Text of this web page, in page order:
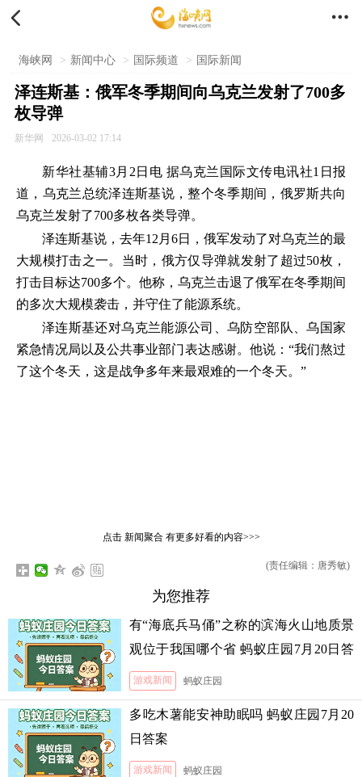
 
海峡网 > 新闻中心 > 国际频道 > 国际新闻
泽连斯基：俄军冬季期间向乌克兰发射了700多
枚导弹
新华网 2026-03-02 17:14
新华社基辅3月2日电 据乌克兰国际文传电讯社1日报
道，乌克兰总统泽连斯基说，整个冬季期间，俄罗斯共向
乌克兰发射了700多枚各类导弹。
泽连斯基说，去年12月6日，俄军发动了对乌克兰的最
大规模打击之一。当时，俄方仅导弹就发射了超过50枚，
打击目标达700多个。他称，乌克兰击退了俄军在冬季期间
的多次大规模袭击，并守住了能源系统。
泽连斯基还对乌克兰能源公司、乌防空部队、乌国家
紧急情况局以及公共事业部门表达感谢。他说：“我们熬过
了这个冬天，这是战争多年来最艰难的一个冬天。”
点击 新闻聚合有更多好看的内容>>>
(责任编辑：唐秀敏)
为您推荐
有“海底兵马俑”之称的滨海火山地质景
观位于我国哪个省 蚂蚁庄园7月20日答
案
游戏新闻 蚂蚁庄园
多吃木薯能安神助眠吗 蚂蚁庄园7月20
日答案
游戏新闻 蚂蚁庄园